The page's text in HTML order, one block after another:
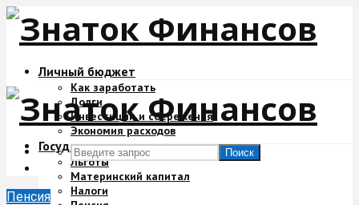
Личный бюджет
Как заработать
Долги
Инвестиции и сбережения
Экономия расходов
Государство и деньги
Льготы
Материнский капитал
Налоги
Поиск
Пенсия